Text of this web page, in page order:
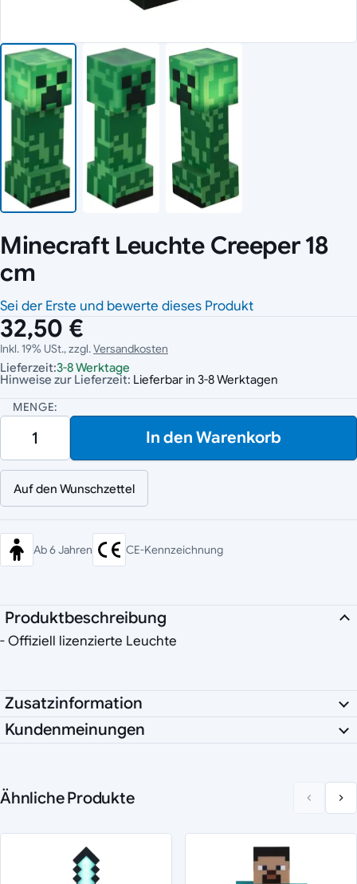
Minecraft Leuchte Creeper 18
cm
Sei der Erste und bewerte dieses Produkt
32,50 €
Inkl. 19% USt., zzgl.Versandkosten
Lieferzeit:3-8 Werktage
Hinweise zur Lieferzeit: Lieferbar in 3-8 Werktagen
MENGE:
In den Warenkorb
Auf den Wunschzettel
Ab 6 Jahren CE-Kennzeichnung
Produktbeschreibung
- Offiziell lizenzierte Leuchte
Zusatzinformation
Kundenmeinungen
Ähnliche Produkte